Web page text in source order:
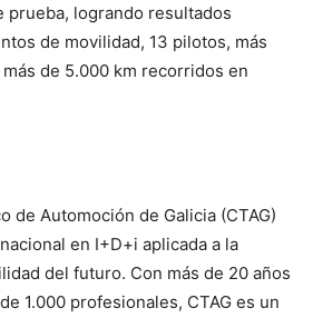
logrando resultados
de movilidad, 13 pilotos, más
de 5.000 km recorridos en
de Automoción de Galicia (CTAG)
en I+D+i aplicada a la
del futuro. Con más de 20 años
1.000 profesionales, CTAG es un